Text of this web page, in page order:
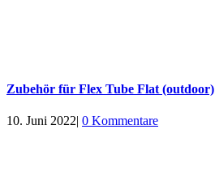
Zubehör für Flex Tube Flat (outdoor)
10. Juni 2022| 0 Kommentare